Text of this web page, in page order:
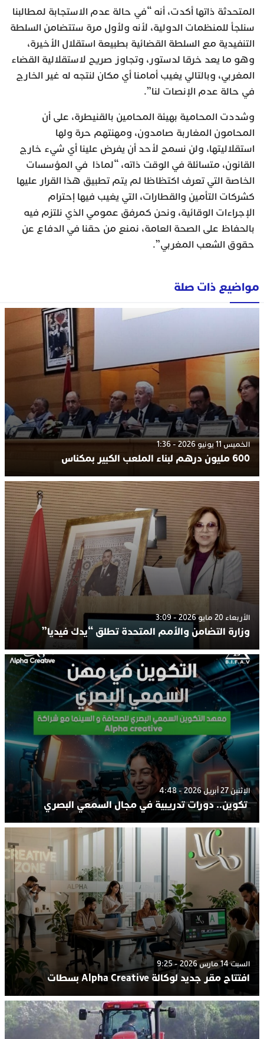
المتحدثة ذاتها أكدت، أنه “في حالة عدم الاستجابة لمطالبنا
سنلجأ للمنظمات الدولية، لأنه ولأول مرة ستتضامن السلطة
التنفيدية مع السلطة القضائية بطبيعة استقلال الأخيرة،
وهو ما يعد خرقا لدستور، وتجاوز صريح لاستقلالية القضاء
المغربي، وبالتالي يغيب أمامنا أي مكان لنتجه له غير الخارج
في حالة عدم الإنصات لنا”.
وشددت المحامية بهيئة المحامين بالقنيطرة، على أن
المحامون المغاربة صامدون، ومهنتهم حرة ولها
استقلاليتها، ولن نسمح لأحد أن يفرض علينا أي شيء خارج
القانون، متسائلة في الوقت ذاته، “لماذا في المؤسسات
الخاصة التي تعرف اكتظاظا لم يتم تطبيق هذا القرار عليها
كشركات التأمين والقطارات، التي يغيب فيها إحترام
الإجراءات الوقائية، ونحن كمرفق عمومي الذي نلتزم فيه
بالحفاظ على الصحة العامة، نمنع من حقنا في الدفاع عن
حقوق الشعب المغربي”.
مواضيع ذات صلة
الخميس 11 يونيو 2026 - 1:36
600 مليون درهم لبناء الملعب الكبير بمكناس
الأربعاء 20 مايو 2026 - 3:09
وزارة التضامن والأمم المتحدة تطلق “يدك فيديا”
الإثنين 27 أبريل 2026 - 4:48
تكوين.. دورات تدريبية في مجال السمعي البصري
السبت 14 مارس 2026 - 9:25
افتتاح مقر جديد لوكالة Alpha Creative بسطات